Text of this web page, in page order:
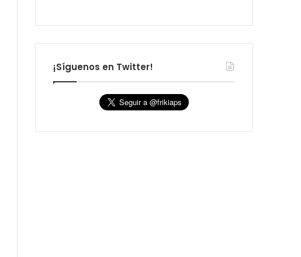
¡Síguenos en Twitter!